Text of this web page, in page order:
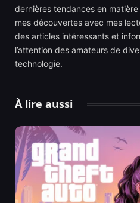
dernières tendances en
mes découvertes avec mes
des articles intéressants et
l’attention des amateurs de
technologie.
À lire aussi